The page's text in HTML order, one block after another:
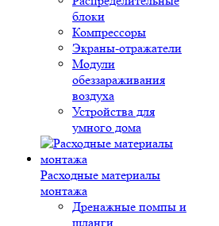
блоки
Компрессоры
Экраны-отражатели
Модули
обеззараживания
воздуха
Устройства для
умного дома
Расходные материалы
монтажа
Дренажные помпы и
шланги